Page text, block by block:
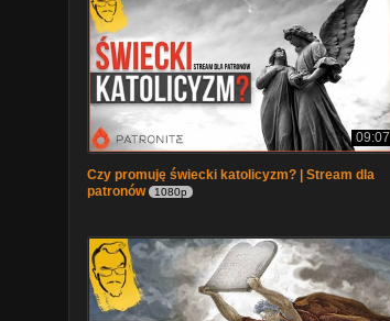
09:07
Czy promuję świecki katolicyzm? | Stream dla
patronów
1080p